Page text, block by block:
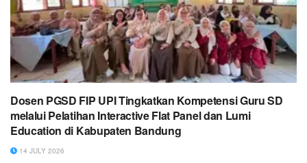
Dosen PGSD FIP UPI Tingkatkan Kompetensi Guru SD
melalui Pelatihan Interactive Flat Panel dan Lumi
Education di Kabupaten Bandung
14 JULY 2026